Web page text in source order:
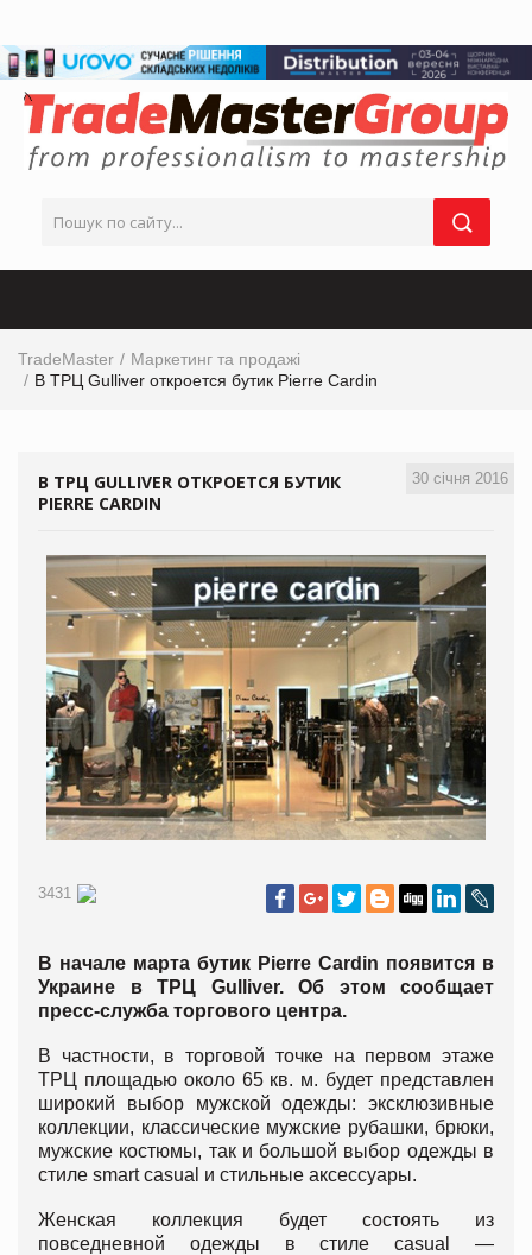
TradeMaster
Маркетинг та продажі
В ТРЦ Gulliver откроется бутик Pierre Cardin
30 січня 2016
В ТРЦ GULLIVER ОТКРОЕТСЯ БУТИК
PIERRE CARDIN
3431
В начале марта бутик Pierre Cardin появится в
Украине в ТРЦ Gulliver. Об этом сообщает
пресс-служба торгового центра.
В частности, в торговой точке на первом этаже
ТРЦ площадью около 65 кв. м. будет представлен
широкий выбор мужской одежды: эксклюзивные
коллекции, классические мужские рубашки, брюки,
мужские костюмы, так и большой выбор одежды в
стиле smart casual и стильные аксессуары.
Женская коллекция будет состоять из
повседневной одежды в стиле casual —